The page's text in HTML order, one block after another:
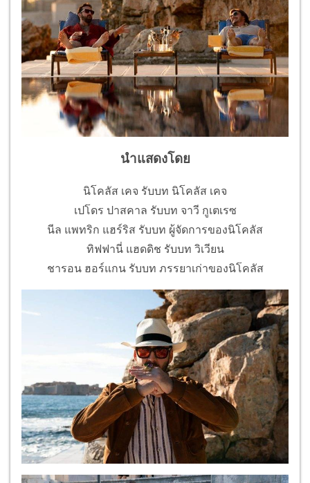
นำแสดงโดย
นิโคลัส เคจ รับบท นิโคลัส เคจ
เปโดร ปาสคาล รับบท จาวี กูเตเรซ
นีล แพทริก แฮร์ริส รับบท ผู้จัดการของนิโคลัส
ทิฟฟานี่ แฮดดิช รับบท วิเวียน
ชารอน ฮอร์แกน รับบท ภรรยาเก่าของนิโคลัส